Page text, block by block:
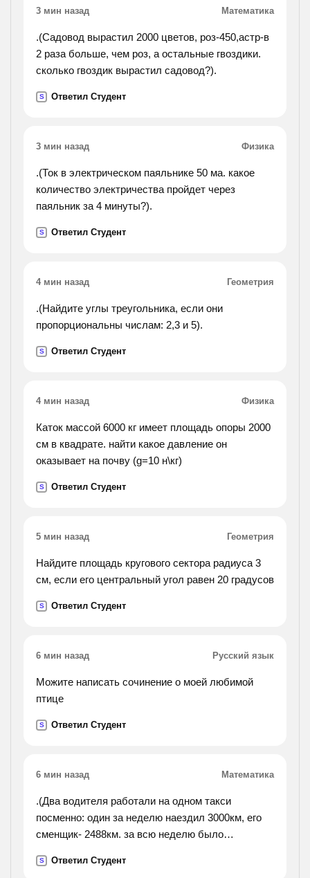
3 мин назад Математика
.(Садовод вырастил 2000 цветов, роз-450,астр-в
2 раза больше, чем роз, а остальные гвоздики.
сколько гвоздик вырастил садовод?).
S Ответил Студент
3 мин назад Физика
.(Ток в электрическом паяльнике 50 ма. какое
количество электричества пройдет через
паяльник за 4 минуты?).
S Ответил Студент
4 мин назад Геометрия
.(Найдите углы треугольника, если они
пропорциональны числам: 2,3 и 5).
S Ответил Студент
4 мин назад Физика
Каток массой 6000 кг имеет площадь опоры 2000
см в квадрате. найти какое давление он
оказывает на почву (g=10 н\кг)
S Ответил Студент
5 мин назад Геометрия
Найдите площадь кругового сектора радиуса 3
см, если его центральный угол равен 20 градусов
S Ответил Студент
6 мин назад Русский язык
Можите написать сочинение о моей любимой
птице
S Ответил Студент
6 мин назад Математика
.(Два водителя работали на одном такси
посменно: один за неделю наездил 3000км, его
сменщик- 2488км. за всю неделю было
бензина израсходовал каждый сменщик).
S Ответил Студент